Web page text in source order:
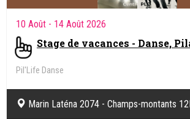
10 Août - 14 Août 2026
Stage de vacances - Danse,
Pil'Life Danse
Marin Laténa 2074 - Champs-montants